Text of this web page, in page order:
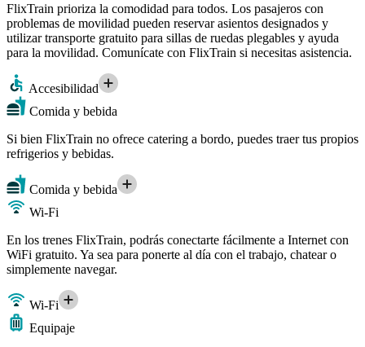
FlixTrain prioriza la comodidad para todos. Los pasajeros con
problemas de movilidad pueden reservar asientos designados y
utilizar transporte gratuito para sillas de ruedas plegables y ayuda
para la movilidad. Comunícate con FlixTrain si necesitas asistencia.
Accesibilidad
Comida y bebida
Si bien FlixTrain no ofrece catering a bordo, puedes traer tus propios
refrigerios y bebidas.
Comida y bebida
Wi-Fi
En los trenes FlixTrain, podrás conectarte fácilmente a Internet con
WiFi gratuito. Ya sea para ponerte al día con el trabajo, chatear o
simplemente navegar.
Wi-Fi
Equipaje